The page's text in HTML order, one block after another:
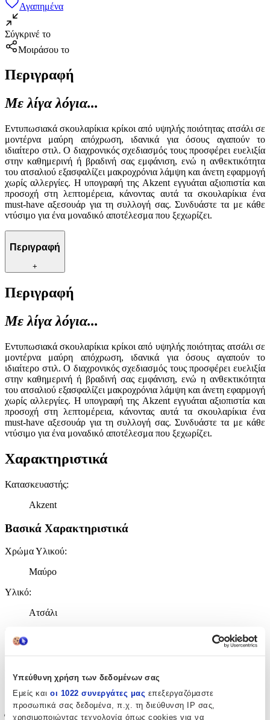
Υπεύθυνη χρήση των δεδομένων σας
Εμείς και οι 1022 συνεργάτες μας επεξεργαζόμαστε
προσωπικά σας δεδομένα, π.χ. τη διεύθυνση IP σας,
χρησιμοποιώντας τεχνολογία όπως cookies για να
Αγαπημένα
Σύγκρινέ το
Μοιράσου το
Περιγραφή
Με λίγα λόγια...
Εντυπωσιακά σκουλαρίκια κρίκοι από υψηλής ποιότητας ατσάλι σε
μοντέρνα μαύρη απόχρωση, ιδανικά για όσους αγαπούν το
ιδιαίτερο στιλ. Ο διαχρονικός σχεδιασμός τους προσφέρει ευελιξία
στην καθημερινή ή βραδινή σας εμφάνιση, ενώ η ανθεκτικότητα
του ατσαλιού εξασφαλίζει μακροχρόνια λάμψη και άνετη εφαρμογή
χωρίς αλλεργίες. Η υπογραφή της Akzent εγγυάται αξιοπιστία και
προσοχή στη λεπτομέρεια, κάνοντας αυτά τα σκουλαρίκια ένα
must-have αξεσουάρ για τη συλλογή σας. Συνδυάστε τα με κάθε
ντύσιμο για ένα μοναδικό αποτέλεσμα που ξεχωρίζει.
Περιγραφή
+
Περιγραφή
Με λίγα λόγια...
Εντυπωσιακά σκουλαρίκια κρίκοι από υψηλής ποιότητας ατσάλι σε
μοντέρνα μαύρη απόχρωση, ιδανικά για όσους αγαπούν το
ιδιαίτερο στιλ. Ο διαχρονικός σχεδιασμός τους προσφέρει ευελιξία
στην καθημερινή ή βραδινή σας εμφάνιση, ενώ η ανθεκτικότητα
του ατσαλιού εξασφαλίζει μακροχρόνια λάμψη και άνετη εφαρμογή
χωρίς αλλεργίες. Η υπογραφή της Akzent εγγυάται αξιοπιστία και
προσοχή στη λεπτομέρεια, κάνοντας αυτά τα σκουλαρίκια ένα
must-have αξεσουάρ για τη συλλογή σας. Συνδυάστε τα με κάθε
ντύσιμο για ένα μοναδικό αποτέλεσμα που ξεχωρίζει.
Χαρακτηριστικά
Κατασκευαστής:
Akzent
Βασικά Χαρακτηριστικά
Χρώμα Υλικού:
Μαύρο
Υλικό:
Ατσάλι
Επιχρυσωμένα
Όχι
Σετ:
Όχι